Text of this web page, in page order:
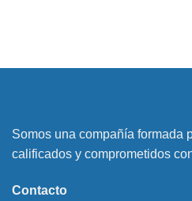
Somos una compañía formada
calificados y comprometidos
Contacto